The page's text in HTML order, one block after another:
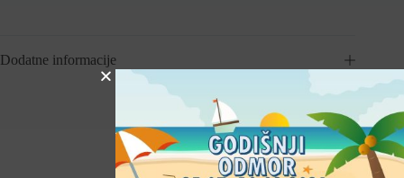
Dodatne informacije